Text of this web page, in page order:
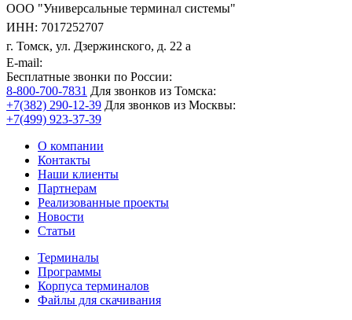
ООО "Универсальные терминал системы"
ИНН: 7017252707
г. Томск, ул. Дзержинского, д. 22 а
E-mail:
Бесплатные звонки по России:
8-800-700-7831 Для звонков из Томска:
+7(382) 290-12-39 Для звонков из Москвы:
+7(499) 923-37-39
О компании
Контакты
Наши клиенты
Партнерам
Реализованные проекты
Новости
Статьи
Терминалы
Программы
Корпуса терминалов
Файлы для скачивания